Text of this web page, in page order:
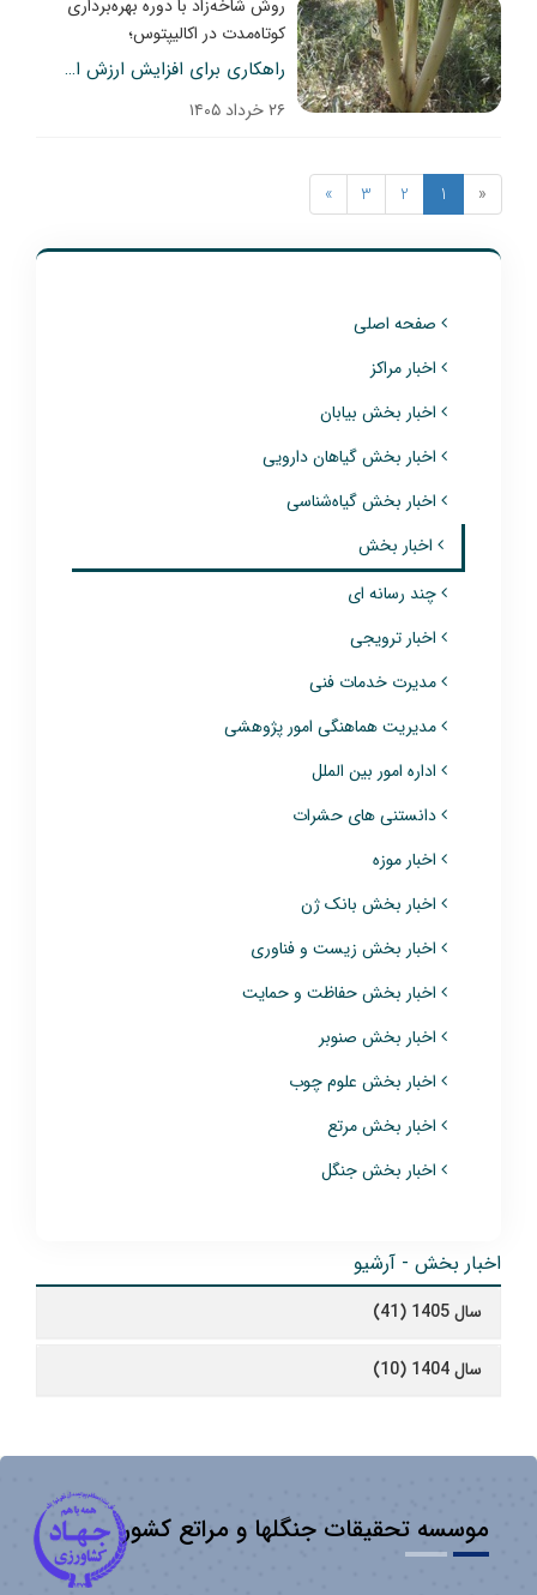
روش شاخه‌زاد با دوره بهره‌برداری
کوتاه‌مدت در اکالیپتوس؛
راهکاری برای افزایش ارزش افزوده در زراعت چوب
۲۶ خرداد ۱۴۰۵
«
1
2
3
»
صفحه اصلی
اخبار مراکز
اخبار بخش بیابان
اخبار بخش گیاهان دارویی
اخبار بخش گیاه‌شناسی
اخبار بخش
چند رسانه ای
اخبار ترویجی
مدیرت خدمات فنی
مدیریت هماهنگی امور پژوهشی
اداره امور بین الملل
دانستنی های حشرات
اخبار موزه
اخبار بخش بانک ژن
اخبار بخش زیست و فناوری
اخبار بخش حفاظت و حمایت
اخبار بخش صنوبر
اخبار بخش علوم چوب
اخبار بخش مرتع
اخبار بخش جنگل
اخبار بخش - آرشیو
سال 1405 (41)
سال 1404 (10)
موسسه تحقیقات جنگلها و مراتع کشور